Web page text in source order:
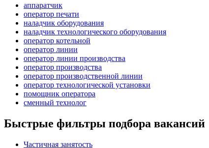
аппаратчик
оператор печати
наладчик оборудования
наладчик технологического оборудования
оператор котельной
оператор линии
оператор линии производства
оператор производства
оператор производственной линии
оператор технологической установки
помощник оператора
сменный технолог
Быстрые фильтры подбора вакансий
Частичная занятость